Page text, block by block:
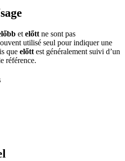
et előtt ne sont pas
utilisé seul pour indiquer une
que előtt est généralement suivi d’un
référence.